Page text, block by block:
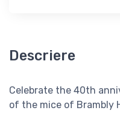
Descriere
Celebrate the 40th
of the mice of Brambly